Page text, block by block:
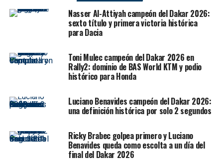
Al igual que otras organizaciones deportivas, como la
Federación Internacional de Fútbol (FIFA), las
asociaciones piden a Amaury que adopte los principios
Desarrollo Económicos (OCDE) sobre empresas y
derechos humanos para identificar los riesgos que
existen en el país y usar su influencia para promover el
Arabia Saudí ha creado en los últimos años un
los derechos humanos, con decenas de ellos detenidos
de manera arbitraria”, denunció la organización.
Nasser Al-Attiyah campeón del Dakar 2026:
sexto título y primera victoria histórica
para Dacia
Toni Mulec campeón del Dakar 2026 en
Rally2: dominio de BAS World KTM y podio
histórico para Honda
Luciano Benavides campeón del Dakar 2026:
una definición histórica por solo 2 segundos
Ricky Brabec golpea primero y Luciano
Benavides queda como escolta a un día del
final del Dakar 2026